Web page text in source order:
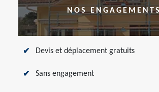
NOS
Devis et déplacement gratuits
Sans engagement